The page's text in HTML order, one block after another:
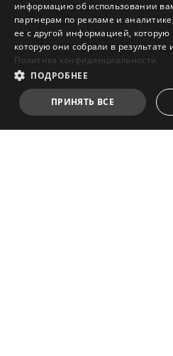
информацию об использовании
партнерам по рекламе и
ее с другой информацией,
которую они собрали в результате
Политика конфиденциальности
ПОДРОБНЕЕ
ПРИНЯТЬ ВСЕ